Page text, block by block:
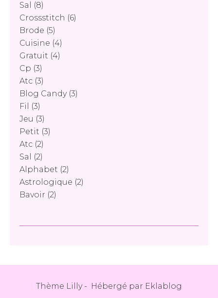
Sal
(8)
Crossstitch (6)
Brode (5)
Cuisine (4)
Gratuit (4)
Cp (3)
Atc (3)
Blog Candy(3)
Fil
(3)
Jeu (3)
Petit (3)
Atc (2)
Sal
(2)
Alphabet (2)
Astrologique (2)
Bavoir (2)
Thème Lilly - Hébergé par Eklablog